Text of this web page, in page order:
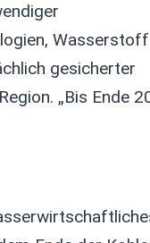
gesicherter
„Bis Ende